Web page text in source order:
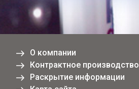
О компании
Контрактное производство
Раскрытие информации